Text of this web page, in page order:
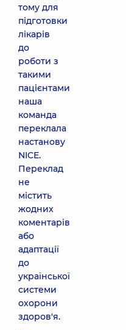
тому для
підготовки
лікарів
до
роботи з
такими
пацієнтами
наша
команда
переклала
настанову
NICE.
Переклад
не
містить
жодних
коментарів
або
адаптації
до
української
системи
охорони
здоров'я.